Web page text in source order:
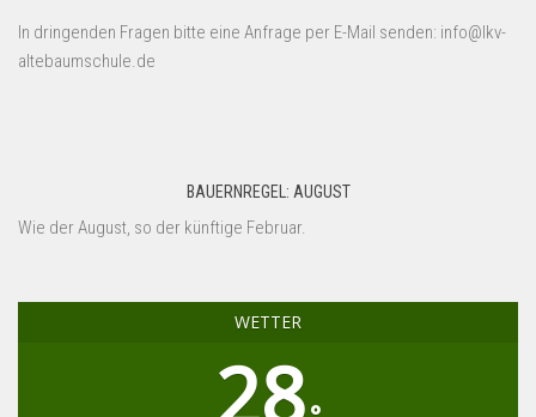
In dringenden Fragen bitte eine Anfrage per E-Mail senden: info@lkv-
altebaumschule.de
BAUERNREGEL: AUGUST
Wie der August, so der künftige Februar.
WETTER
28